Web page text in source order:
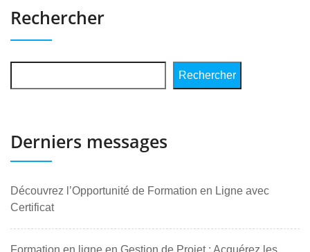
Rechercher
Rechercher
Derniers messages
Découvrez l’Opportunité de Formation en Ligne avec
Certificat
Formation en ligne en Gestion de Projet : Acquérez les